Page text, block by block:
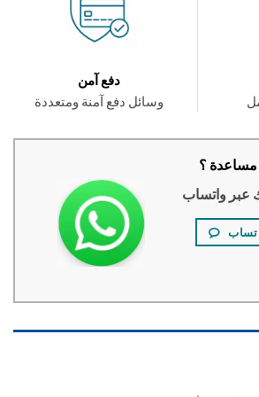
دفع آمن
وسائل دفع آمنة ومتعددة
؟
واتساب